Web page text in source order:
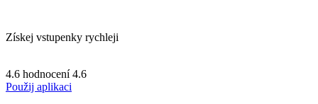
Získej vstupenky rychleji
4.6 hodnocení 4.6
Použij aplikaci